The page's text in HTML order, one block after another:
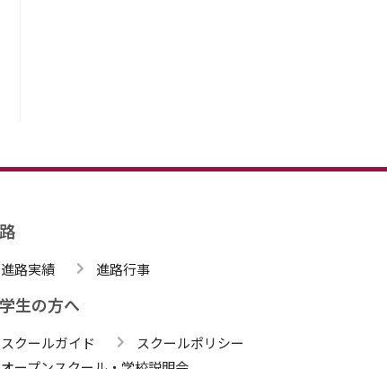
進路実績 進路行事
生の方へ
スクールガイド
スクールポリシー